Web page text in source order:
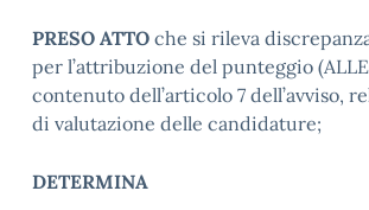
PRESO ATTO che si rileva
per l’attribuzione del punteggio
contenuto dell’articolo 7 dell’avviso,
di valutazione delle candidature;
DETERMINA